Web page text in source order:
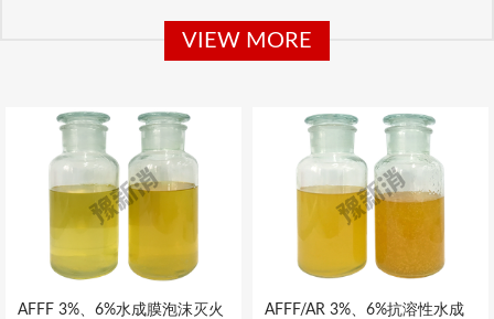
VIEW MORE
AFFF 3%、6%水成膜泡沫灭火 AFFF/AR 3%、6%抗溶性水成